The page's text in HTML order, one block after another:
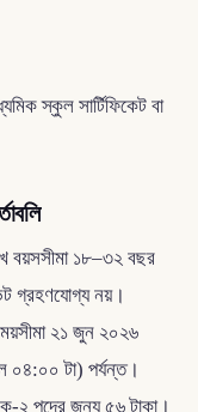
স্কুল সার্টিফিকেট বা
বয়সসীমা ১৮–৩২ বছর
গ্রহণযোগ্য নয়।
২১ জুন ২০২৬
০৪:০০ টা) পর্যন্ত।
২ পদের জন্য ৫৬ টাকা।